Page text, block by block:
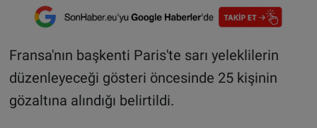
Fransa'nın başkenti Paris'te sarı yeleklilerin
düzenleyeceği gösteri öncesinde 25 kişinin
gözaltına alındığı belirtildi.